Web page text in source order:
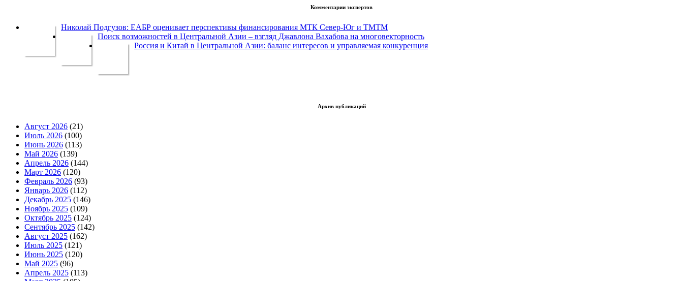
Комментарии экспертов
Николай Подгузов: ЕАБР оценивает перспективы финансирования МТК Север-Юг и ТМТМ
Поиск возможностей в Центральной Азии – взгляд Джавлона Вахабова на многовекторность
Россия и Китай в Центральной Азии: баланс интересов и управляемая конкуренция
Архив публикаций
Август 2026 (21)
Июль 2026 (100)
Июнь 2026 (113)
Май 2026 (139)
Апрель 2026 (144)
Март 2026 (120)
Февраль 2026 (93)
Январь 2026 (112)
Декабрь 2025 (146)
Ноябрь 2025 (109)
Октябрь 2025 (124)
Сентябрь 2025 (142)
Август 2025 (162)
Июль 2025 (121)
Июнь 2025 (120)
Май 2025 (96)
Апрель 2025 (113)